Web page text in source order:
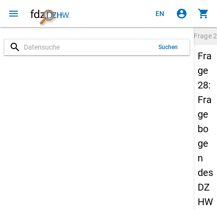
menu EN account_circle shopping_cart
search Suchen
Frage
Fra
ge
28:
Fra
ge
bo
ge
n
des
DZ
HW